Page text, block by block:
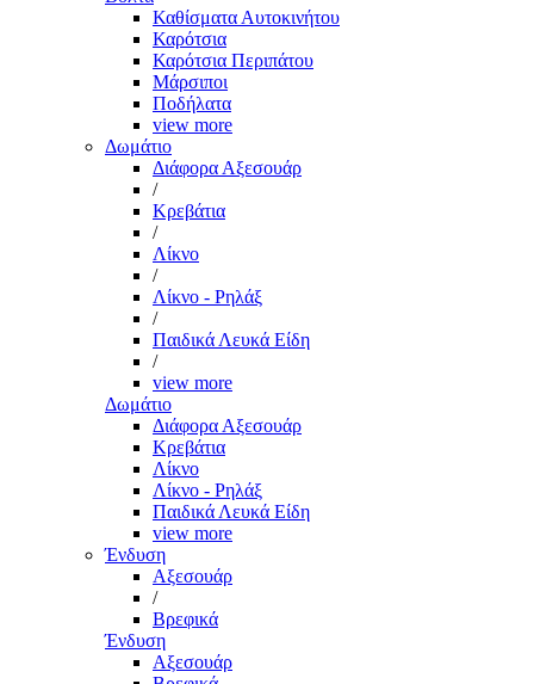
Καθίσματα Αυτοκινήτου
Καρότσια
Καρότσια Περιπάτου
Μάρσιποι
Ποδήλατα
view more
Δωμάτιο
Διάφορα Αξεσουάρ
/
Κρεβάτια
/
Λίκνο
/
Λίκνο - Ρηλάξ
/
Παιδικά Λευκά Είδη
/
view more
Δωμάτιο
Διάφορα Αξεσουάρ
Κρεβάτια
Λίκνο
Λίκνο - Ρηλάξ
Παιδικά Λευκά Είδη
view more
Ένδυση
Αξεσουάρ
/
Βρεφικά
Ένδυση
Αξεσουάρ